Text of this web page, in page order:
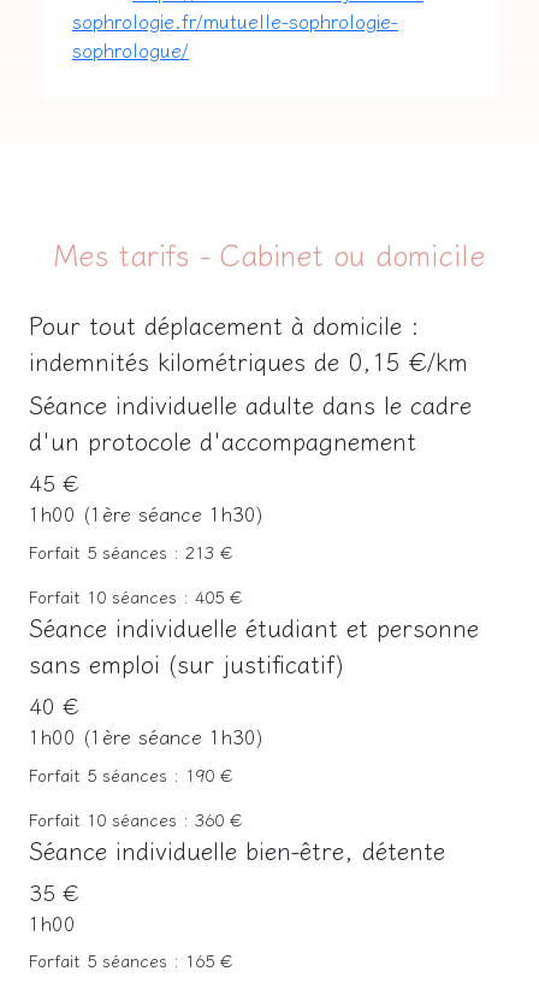
sophrologie.fr/mutuelle-sophrologie-
sophrologue/
Mes tarifs - Cabinet ou domicile
Pour tout déplacement à domicile :
indemnités kilométriques de 0,15 €/km
Séance individuelle adulte dans le cadre
d'un protocole d'accompagnement
45 €
1h00 (1ère séance 1h30)
Forfait 5 séances : 213 €
Forfait 10 séances : 405 €
Séance individuelle étudiant et personne
sans emploi (sur justificatif)
40 €
1h00 (1ère séance 1h30)
Forfait 5 séances : 190 €
Forfait 10 séances : 360 €
Séance individuelle bien-être, détente
35 €
1h00
Forfait 5 séances : 165 €